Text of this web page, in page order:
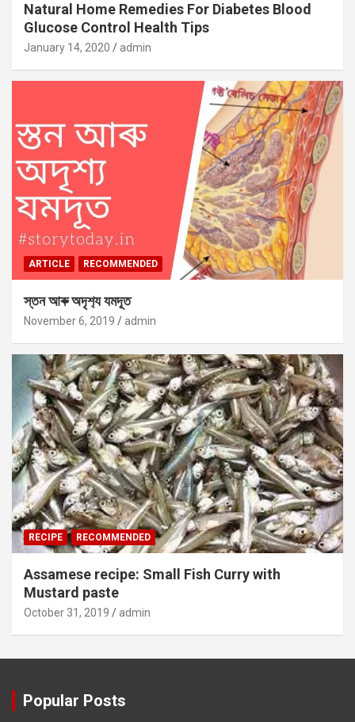
Natural Home Remedies For Diabetes Blood
Glucose Control Health Tips
January 14, 2020 admin
ARTICLE RECOMMENDED
স্তন আৰু অদৃশ‍্য যমদূত
November 6, 2019 admin
RECIPE RECOMMENDED
Assamese recipe: Small Fish Curry with
Mustard paste
October 31, 2019 admin
Popular Posts